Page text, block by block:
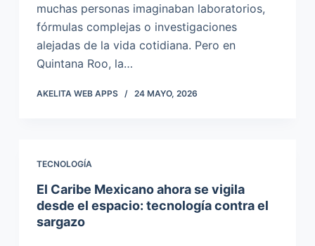
muchas personas imaginaban laboratorios,
fórmulas complejas o investigaciones
alejadas de la vida cotidiana. Pero en
Quintana Roo, la…
AKELITA WEB APPS 24 MAYO, 2026
TECNOLOGÍA
El Caribe Mexicano ahora se vigila
desde el espacio: tecnología contra el
sargazo